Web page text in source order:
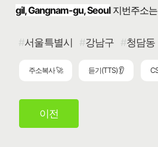
gil, Gangnam-gu, Seoul지번주소는
서울특별시 강남구 청담동
주소복사 🚀 듣기(TTS) 👂
이전